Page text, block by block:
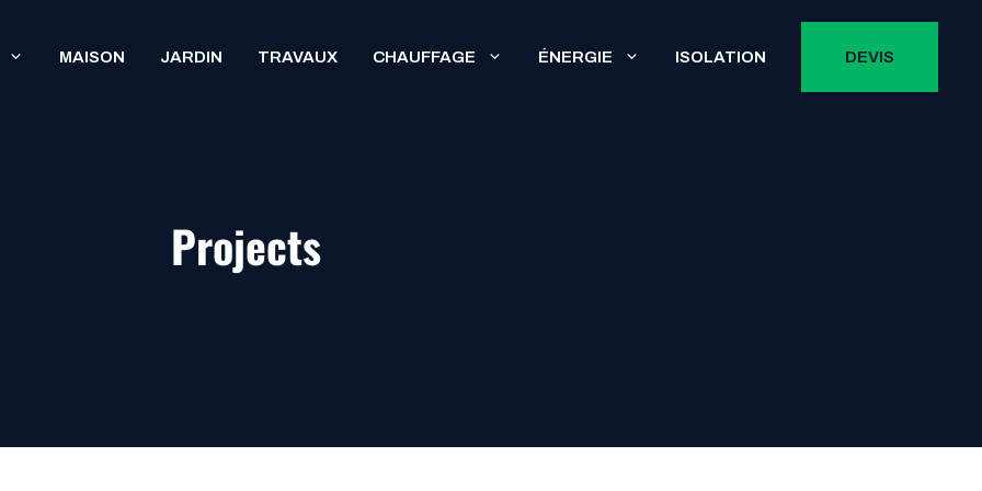
MAISON JARDIN TRAVAUX CHAUFFAGE ÉNERGIE ISOLATION DEVIS
Projects